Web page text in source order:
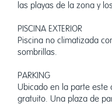
las playas de la zona y
PISCINA EXTERIOR
Piscina no climatizada
sombrillas.
PARKING
Ubicado en la parte este
gratuito. Una plaza de